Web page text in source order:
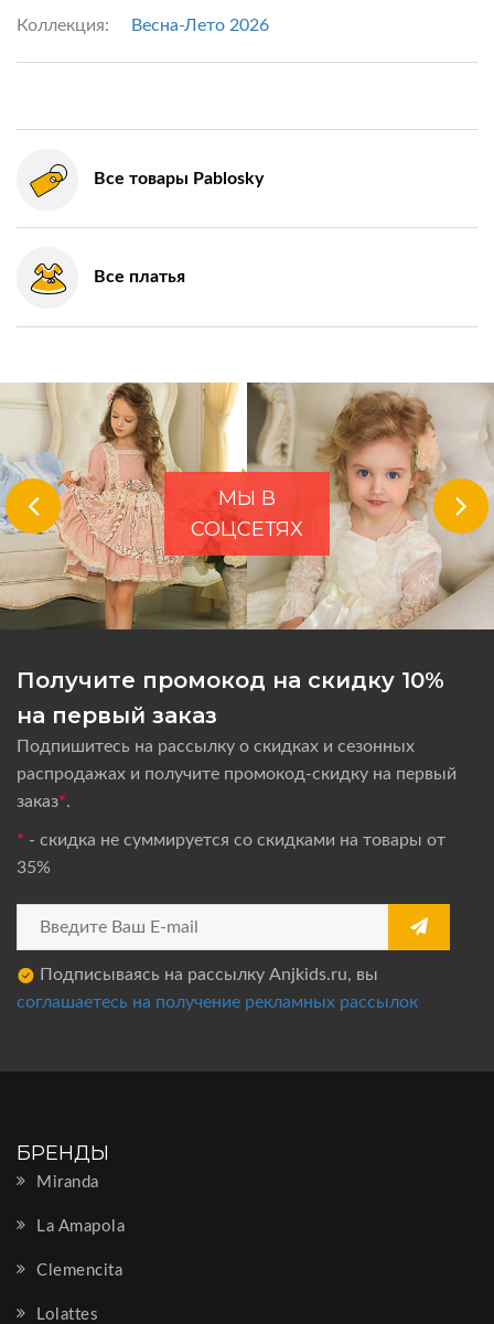
Коллекция: Весна-Лето 2026
Все товары Pablosky
Все платья
МЫ В
СОЦСЕТЯХ
Получите промокод на скидку 10%
на первый заказ
Подпишитесь на рассылку о скидках и сезонных
распродажах и получите промокод-скидку на первый
заказ*.
* - скидка не суммируется со скидками на товары от
35%
Подписываясь на рассылку Anjkids.ru, вы
соглашаетесь на получение рекламных рассылок
БРЕНДЫ
Miranda
La Amapola
Clemencita
Lolattes